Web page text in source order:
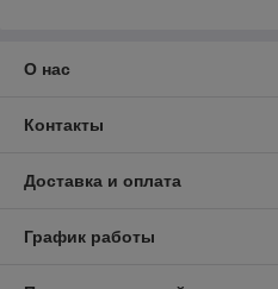
О нас
Контакты
Доставка и оплата
График работы